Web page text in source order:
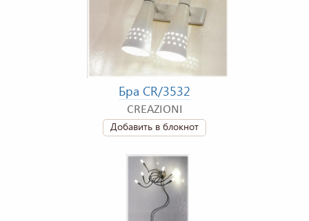
Бра CR/3532
CREAZIONI
Добавить в блокнот